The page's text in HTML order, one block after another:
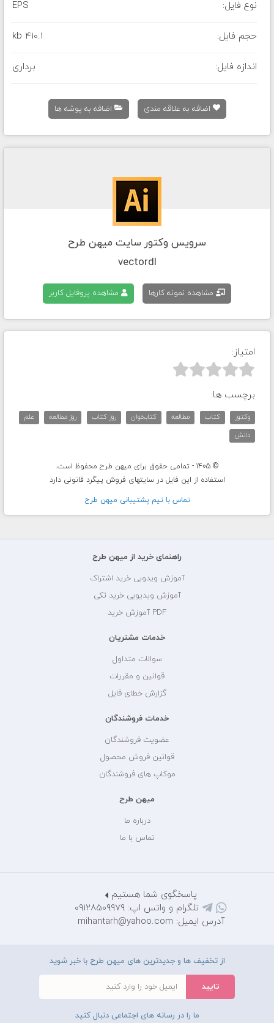
نوع فایل: EPS
حجم فایل: 410.1 kb
اندازه فایل: برداری
اضافه به علاقه مندی اضافه به پوشه ها
سرویس وکتور سایت میهن طرح
vectordl
مشاهده نمونه کارها مشاهده پروفایل کاربر
امتیاز:



برچسب ها:
وکتور کتاب مطالعه کتابخوان روز کتاب روز مطالعه
علم
دانش
© 1405 - تمامی حقوق برای میهن طرح محفوظ است.
استفاده از این فایل در سایتهای فروش پیگرد قانونی دارد
تماس با تيم پشتيبانی ميهن طرح
راهنمای خرید از میهن طرح
آموزش ویدویی خرید اشتراک
آموزش ویدیویی خرید تکی
PDF آموزش خرید
خدمات مشتریان
سوالات متداول
قوانین و مقررات
گزارش خطای فایل
خدمات فروشندگان
عضویت فروشندگان
قوانین فروش محصول
موکاپ های فروشندگان
میهن طرح
درباره ما
تماس با ما
پاسخگوی شما هستیم
تلگرام و واتس اپ: 09128509979
آدرس ایمیل: mihantarh@yahoo.com
از تخفیف ها و جدیدترین های میهن طرح با خبر شوید
ما را در رسانه های اجتماعی دنبال کنید